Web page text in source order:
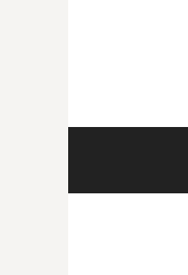
ツ
ス